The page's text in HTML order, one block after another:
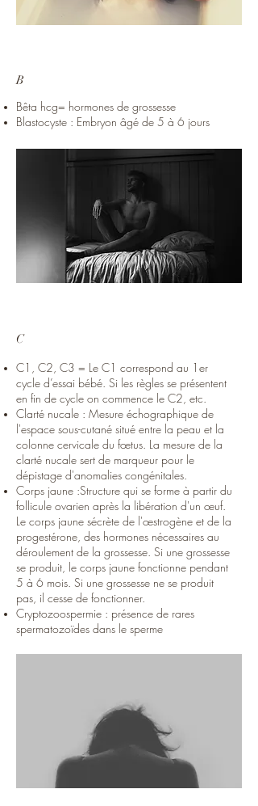
B
Bêta hcg= hormones de grossesse
Blastocyste : Embryon âgé de 5 à 6 jours
C
C1, C2, C3 = Le C1 correspond au 1er
cycle d’essai bébé. Si les règles se présentent
en fin de cycle on commence le C2, etc.
Clarté nucale : Mesure échographique de
l'espace sous-cutané situé entre la peau et la
colonne cervicale du fœtus. La mesure de la
clarté nucale sert de marqueur pour le
dépistage d'anomalies congénitales.
Corps jaune :Structure qui se forme à partir du
follicule ovarien après la libération d'un œuf.
Le corps jaune sécrète de l'œstrogène et de la
progestérone, des hormones nécessaires au
déroulement de la grossesse. Si une grossesse
se produit, le corps jaune fonctionne pendant
5 à 6 mois. Si une grossesse ne se produit
pas, il cesse de fonctionner.
Cryptozoospermie : présence de rares
spermatozoïdes dans le sperme